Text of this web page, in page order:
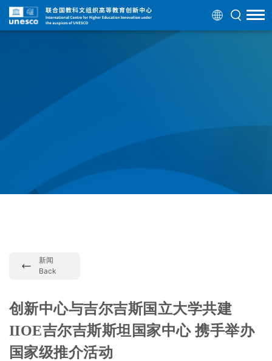
新闻
Back
创新中心与吉尔吉斯国立大学共建
IIOE吉尔吉斯斯坦国家中心 携手举办
国家级推介活动